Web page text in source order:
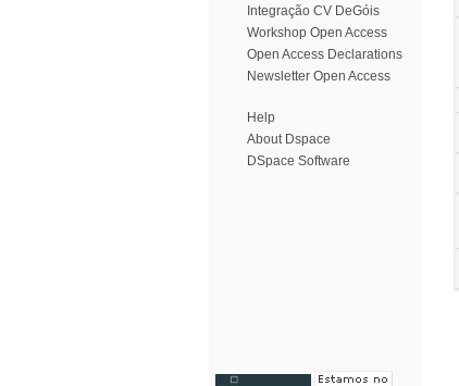
Integração CV DeGóis
Workshop Open Access
Open Access Declarations
Newsletter Open Access
Help
About Dspace
DSpace Software